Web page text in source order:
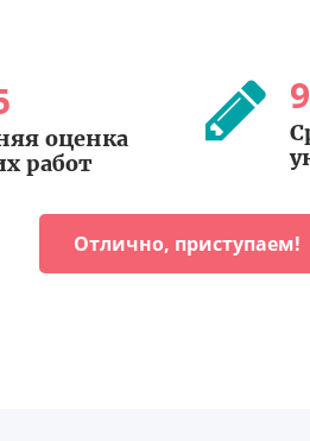
оценка
работ
Отлично, приступаем!